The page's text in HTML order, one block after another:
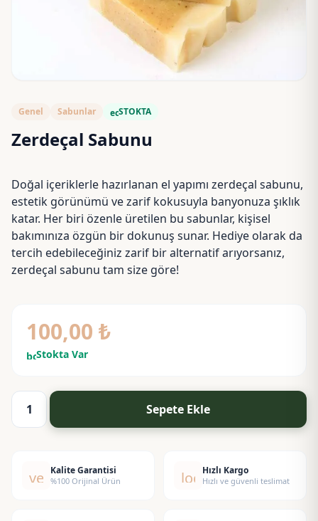
Genel Sabunlar ecoSTOKTA
Zerdeçal Sabunu
Doğal içeriklerle hazırlanan el yapımı zerdeçal sabunu,
estetik görünümü ve zarif kokusuyla banyonuza şıklık
katar. Her biri özenle üretilen bu sabunlar, kişisel
bakımınıza özgün bir dokunuş sunar. Hediye olarak da
tercih edebileceğiniz zarif bir alternatif arıyorsanız,
zerdeçal sabunu tam size göre!
100,00 ₺
boltStokta Var
Zerdeçal
Sepete Ekle
verified
Kalite Garantisi
%100 Orijinal Ürün local_shipping
Hızlı Kargo
Hızlı ve güvenli teslimat